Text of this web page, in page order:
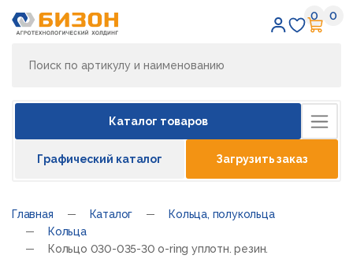
0 0
Каталог товаров
Графический каталог Загрузить заказ
Главная Каталог
Кольца, полукольца
Кольца
Кольцо 030-035-30 o-ring уплотн. резин.